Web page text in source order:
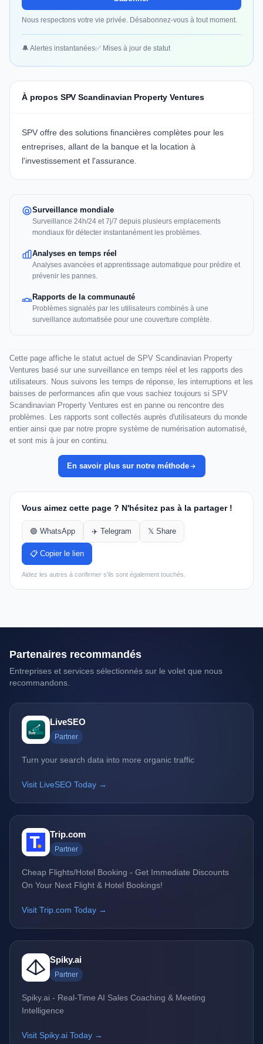
Nous respectons votre vie privée. Désabonnez-vous à tout moment.
🔔 Alertes instantanées✅ Mises à jour de statut
À propos SPV Scandinavian Property Ventures
SPV offre des solutions financières complètes pour les
entreprises, allant de la banque et la location à
l'investissement et l'assurance.
Surveillance mondiale
Surveillance 24h/24 et 7j/7 depuis plusieurs emplacements
mondiaux för détecter instantanément les problèmes.
Analyses en temps réel
Analyses avancées et apprentissage automatique pour prédire et
prévenir les pannes.
Rapports de la communauté
Problèmes signalés par les utilisateurs combinés à une
surveillance automatisée pour une couverture complète.
Cette page affiche le statut actuel de SPV Scandinavian Property
Ventures basé sur une surveillance en temps réel et les rapports des
utilisateurs. Nous suivons les temps de réponse, les interruptions et les
baisses de performances afin que vous sachiez toujours si SPV
Scandinavian Property Ventures est en panne ou rencontre des
problèmes. Les rapports sont collectés auprès d'utilisateurs du monde
entier ainsi que par notre propre système de numérisation automatisé,
et sont mis à jour en continu.
En savoir plus sur notre méthode
Vous aimez cette page ? N'hésitez pas à la partager !
🟢 WhatsApp ✈️ Telegram 𝕏 Share
📋 Copier le lien
Aidez les autres à confirmer s'ils sont également touchés.
Partenaires recommandés
Entreprises et services sélectionnés sur le volet que nous
recommandons.
LiveSEO
Partner
Turn your search data into more organic traffic
Visit LiveSEO Today →
Trip.com
Partner
Cheap Flights/Hotel Booking - Get Immediate Discounts
On Your Next Flight & Hotel Bookings!
Visit Trip.com Today →
Spiky.ai
Partner
Spiky.ai - Real-Time AI Sales Coaching & Meeting
Intelligence
Visit Spiky.ai Today →